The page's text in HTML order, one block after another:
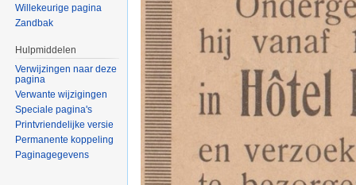
Willekeurige pagina
Zandbak
Hulpmiddelen
Verwijzingen naar deze
pagina
Verwante wijzigingen
Speciale pagina's
Printvriendelijke versie
Permanente koppeling
Paginagegevens